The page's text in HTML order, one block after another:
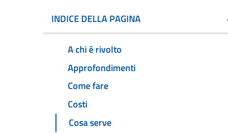
INDICE DELLA PAGINA
A chi è rivolto
Approfondimenti
Come fare
Costi
Cosa serve